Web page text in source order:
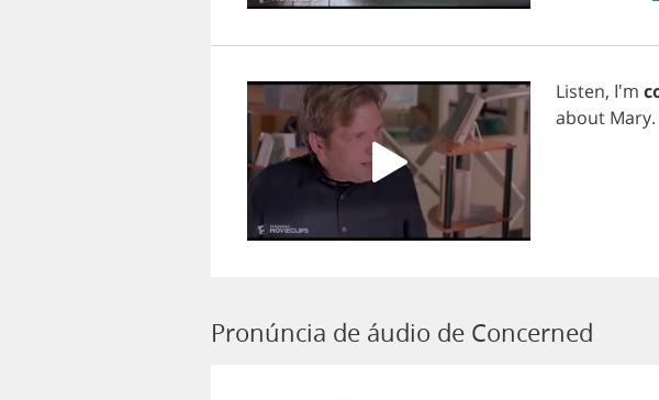
Listen, I'm
about Mary.
Pronúncia de áudio de Concerned